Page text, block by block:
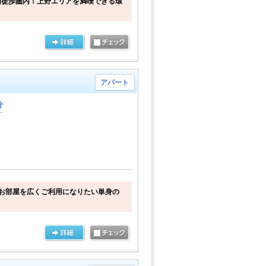
アパート
部屋を広くご利用になりたい単身の